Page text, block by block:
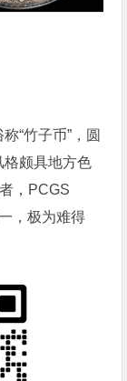
“竹子币”，圆
格颇具地方色
，PCGS
，极为难得